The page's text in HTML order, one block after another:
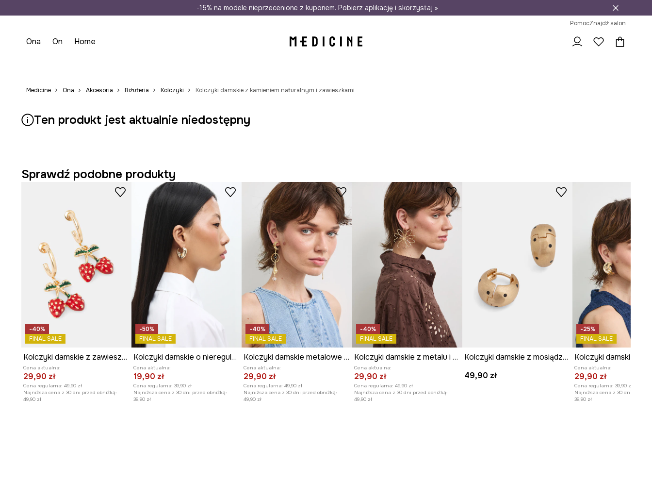
Wysyłka nawet w 24h Darmowa dostawa do salonów 30 dni na zwrot
-15% na modele nieprzecenione z kuponem. Pobierz aplikację i skorzystaj »
PomocZnajdź salon
Ona On Home
Medicine Ona Akcesoria Biżuteria Kolczyki Kolczyki damskie z kamieniem naturalnym i zawieszkami
Ten produkt jest aktualnie niedostępny
Sprawdź podobne produkty
-40%
FINAL SALE
Kolczyki damskie z zawieszkami
Cena aktualna:
29,90 zł
Cena regularna: 49,90 zł
Najniższa cena z 30 dni przed obniżką:
49,90 zł
-50%
FINAL SALE
Kolczyki damskie o nieregularnym kształcie
Cena aktualna:
19,90 zł
Cena regularna: 39,90 zł
Najniższa cena z 30 dni przed obniżką:
39,90 zł
-40%
FINAL SALE
Kolczyki damskie metalowe z agatem
Cena aktualna:
29,90 zł
Cena regularna: 49,90 zł
Najniższa cena z 30 dni przed obniżką:
49,90 zł
-40%
FINAL SALE
Kolczyki damskie z metalu i stali nierdzewnej
Cena aktualna:
29,90 zł
Cena regularna: 49,90 zł
Najniższa cena z 30 dni przed obniżką:
49,90 zł
Kolczyki damskie z mosiądzu i żywicy syntetycznej
49,90 zł
-25%
FINAL SALE
Kolczyki damskie
Cena aktualna:
29,90 zł
Cena regularna: 39,90 zł
Najniższa cena z 30 dni przed
39,90 zł